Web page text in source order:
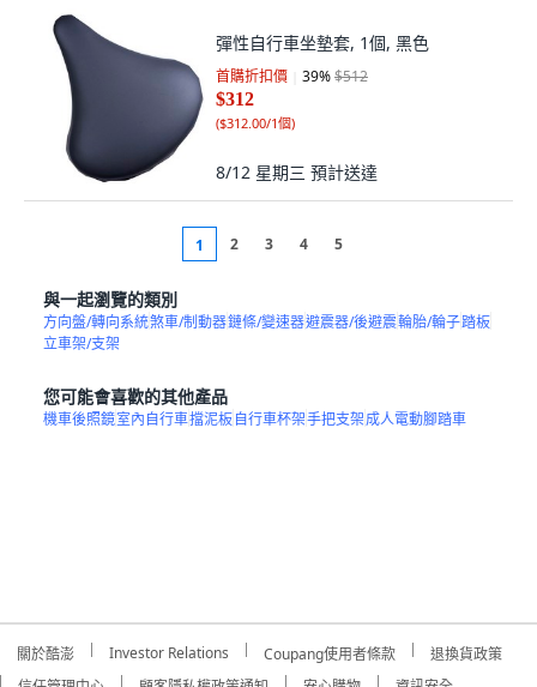
彈性自行車坐墊套, 1個, 黑色
首購折扣價 39%$512
$312
($312.00/1個)
8/12 星期三 預計送達
1 2 3 4 5
與一起瀏覽的類別
方向盤/轉向系統煞車/制動器鏈條/變速器避震器/後避震輪胎/輪子踏板
立車架/支架
您可能會喜歡的其他產品
機車後照鏡室內自行車擋泥板自行車杯架手把支架成人電動腳踏車
關於酷澎 Investor Relations Coupang使用者條款
退換貨政策